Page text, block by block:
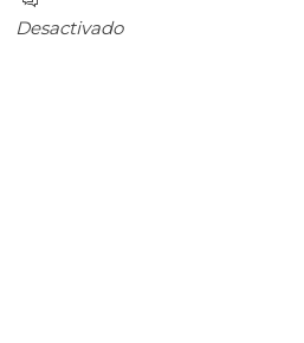
Desactivado